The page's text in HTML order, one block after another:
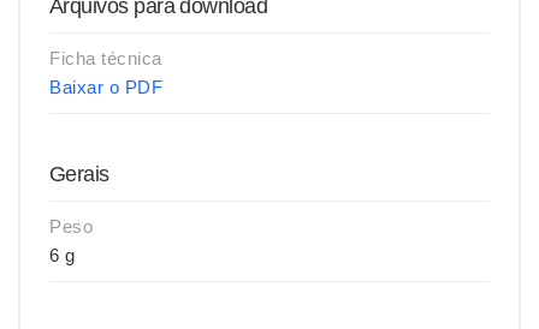
Arquivos para download
Ficha técnica
Baixar o PDF
Gerais
Peso
6 g